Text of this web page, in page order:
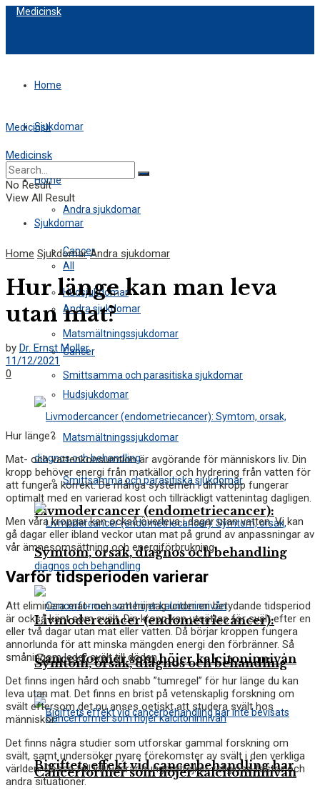
Medicinsk
Home
Sjukdomar
Andra sjukdomar
Cancer
Hudsjukdomar
Matsmältningssjukdomar
Smittsamma och parasitiska sjukdomar
Livmodercancer (endometriecancer):
Symtom, orsak, diagnos och behandling
Cancerformer som höjer kalcitoninnivån
Bigiftets effekt vid cancerbehandling har
Medicinsk
Home
Sjukdomar
All
Andra sjukdomar
Cancer
Hudsjukdomar
Matsmältningssjukdomar
Smittsamma och parasitiska sjukdomar
Livmodercancer (endometriecancer):
Symtom, orsak, diagnos och behandling
Cancerformer som höjer kalcitoninnivån
Medicinsk
No Result
View All Result
Home Sjukdomar Andra sjukdomar
Hur länge kan man leva
utan mat?
by Dr. Ernst Moller
11/12/2021
0
Hur länge?
Mat- och vattenkonsumtion är avgörande för människors liv. Din
kropp behöver energi från matkällor och hydrering från vatten för
att fungera korrekt. De många systemen i din kropp fungerar
optimalt med en varierad kost och tillräckligt vattenintag dagligen.
Men våra kroppar kan också överleva i dagar utan vatten. Vi kan
gå dagar eller ibland veckor utan mat på grund av anpassningar av
vår ämnesomsättning och energiförbrukning.
Varför tidsperioden varierar
Att eliminera mat- och vattenintag under en betydande tidsperiod
är också känt som svält. Din kropp kan utsättas för svält efter en
eller två dagar utan mat eller vatten. Då börjar kroppen fungera
annorlunda för att minska mängden energi den förbränner. Så
småningom leder svält till döden.
Det finns ingen hård och snabb ”tumregel” för hur länge du kan
leva utan mat. Det finns en brist på vetenskaplig forskning om
svält eftersom det nu anses oetiskt att studera svält hos
människor.
Det finns några studier som utforskar gammal forskning om
svält, samt undersöker nyare förekomster av svält i den verkliga
världen. Dessa fall inkluderar hungerstrejker, religiösa fastor och
andra situationer.